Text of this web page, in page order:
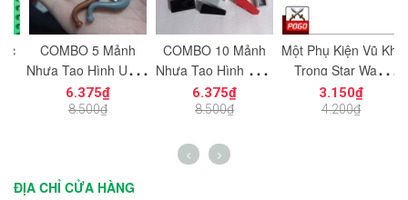
COMBO 5 Mảnh
Nhựa Tạo Hình Uống
Cong Dùng Cho Mô
Hình Nhân Vật Mini
6.375₫
8.500₫
COMBO 10 Mảnh
Nhựa Tạo Hình Trơn
Vát Dọc 1x2
NO.1725 Đồ Chơi
6.375₫
8.500₫
Một Phụ Kiện Vũ Khí
Trong Star Wars
PGPJ0033 NO.1198
- Phụ Kiện MOC
3.150₫
4.200₫
ĐỊA CHỈ CỬA HÀNG